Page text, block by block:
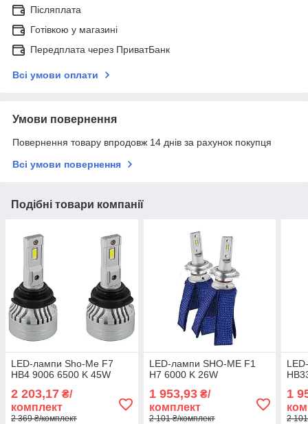
Післяплата
Готівкою у магазині
Передплата через ПриватБанк
Всі умови оплати
Умови повернення
Повернення товару впродовж 14 днів за рахунок покупця
Всі умови повернення
Подібні товари компанії
LED-лампи Sho-Me F7
HB4 9006 6500 K 45W
2 203,17 ₴/
комплект
2 369 ₴/комплект
LED-лампи SHO-ME F1
H7 6000 K 26W
1 953,93₴/
комплект
2 101 ₴/комплект
1
2